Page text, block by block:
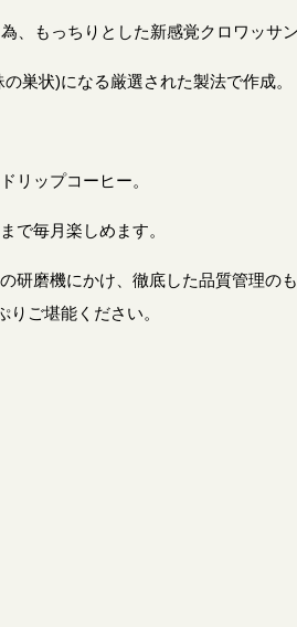
、もっちりとした新感覚クロワッサン
巣状)になる厳選された製法で作成。
リップコーヒー。
で毎月楽しめます。
研磨機にかけ、徹底した品質管理の
りご堪能ください。